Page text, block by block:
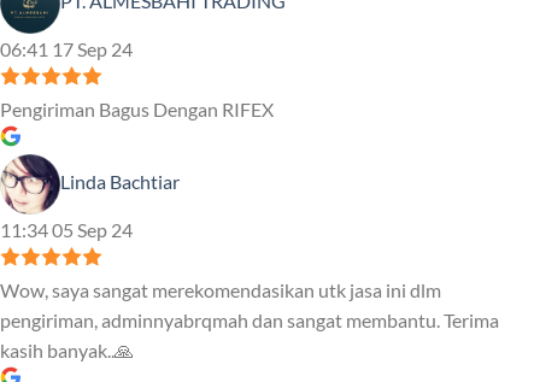
06:41 17 Sep 24
Pengiriman Bagus Dengan RIFEX
Linda Bachtiar
11:34 05 Sep 24
Wow, saya sangat merekomendasikan utk jasa ini dlm
pengiriman, adminnyabrqmah dan sangat membantu. Terima
kasih banyak..🙏